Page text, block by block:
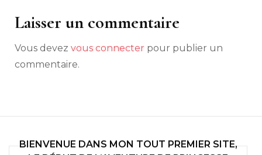
Laisser un commentaire
Vous devez vous connecter pour publier un
commentaire.
BIENVENUE DANS MON TOUT PREMIER SITE,